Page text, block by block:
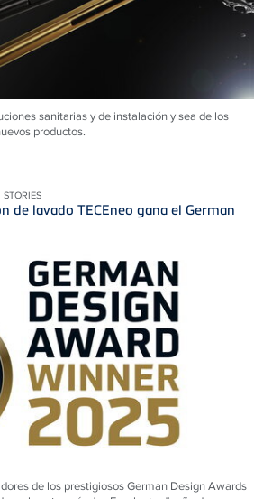
sanitarias y de instalación y sea de los
productos.
de lavado TECEneo gana el German
de los prestigiosos German Design Awards